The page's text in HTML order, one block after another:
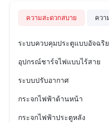
ความสะดวกสบาย คว
ระบบควบคุมประตูแบบอัจฉริ
อุปกรณ์ชาร์จไฟแบบไร้สาย
ระบบปรับอากาศ
กระจกไฟฟ้าด้านหน้า
กระจกไฟฟ้าประตูหลัง